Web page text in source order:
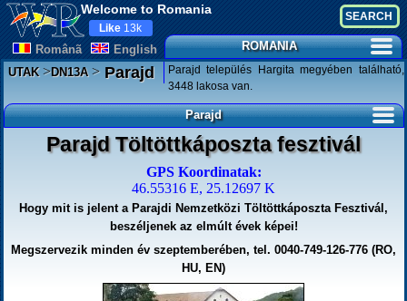
Welcome to Romania
Românã English
Like 13k
ROMANIA
UTAK>DN13A>Parajd
Parajd település Hargita megyében található,
3448 lakosa van.
Parajd
Parajd Töltöttkáposzta fesztivál
GPS Koordinatak:
46.55316 E, 25.12697 K
Hogy mit is jelent a Parajdi Nemzetközi Töltöttkáposzta Fesztivál,
beszéljenek az elmúlt évek képei!
Megszervezik minden év szeptemberében, tel. 0040-749-126-776 (RO,
HU, EN)